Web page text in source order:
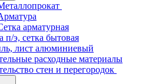
арматурная
п/э, сетка бытовая
лист алюминиевый
расходные материалы
стен и перегородок